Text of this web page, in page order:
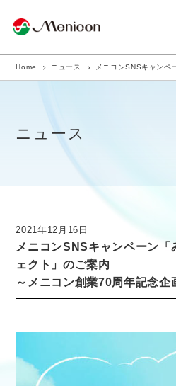
企業情報
商品サイト
ニュース
採用情報
Home ニュース メニコンSNSキャンペ
ニュース
2021年12月16日
メニコンSNSキャンペーン「
ェクト」のご案内
～メニコン創業70周年記念企